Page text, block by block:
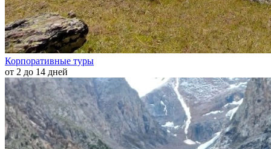
Корпоративные туры
от 2 до 14 дней